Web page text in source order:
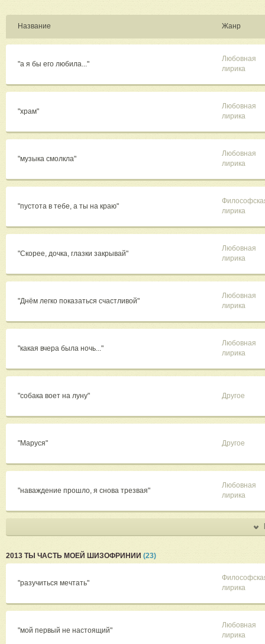
Название Жанр
"а я бы его любила..."
Любовная
лирика
"храм"
Любовная
лирика
"музыка смолкла"
Любовная
лирика
"пустота в тебе, а ты на краю"
лирика
"Скорее, дочка, глазки закрывай"
Любовная
лирика
"Днём легко показаться счастливой"
Любовная
лирика
"какая вчера была ночь..."
Любовная
лирика
"собака воет на луну" Другое
"Маруся" Другое
"наваждение прошло, я снова трезвая"
Любовная
лирика
2013 ТЫ ЧАСТЬ МОЕЙ ШИЗОФРИНИИ (23)
"разучиться мечтать"
лирика
"мой первый не настоящий"
Любовная
лирика